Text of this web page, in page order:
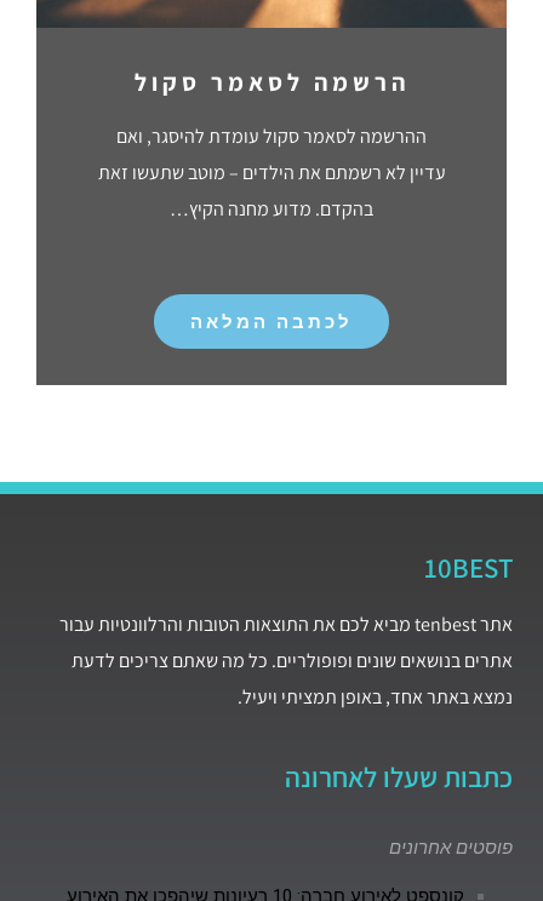
הרשמה לסאמר סקול
ההרשמה לסאמר סקול עומדת להיסגר, ואם
עדיין לא רשמתם את הילדים – מוטב שתעשו זאת
בהקדם. מדוע מחנה הקיץ…
לכתבה המלאה
10BEST
אתר tenbest מביא לכם את התוצאות הטובות והרלוונטיות עבור
אתרים בנושאים שונים ופופולריים. כל מה שאתם צריכים לדעת
נמצא באתר אחד, באופן תמציתי ויעיל.
כתבות שעלו לאחרונה
פוסטים אחרונים
קונספט לאירוע חברה: 10 רעיונות שיהפכו את האירוע